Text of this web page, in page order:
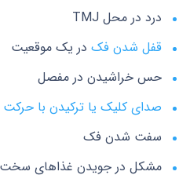
درد در محل TMJ
قفل شدن فک در یک موقعیت
حس خراشیدن در مفصل
صدای کلیک یا ترکیدن با
سفت شدن فک
مشکل در جویدن غذاهای سخت